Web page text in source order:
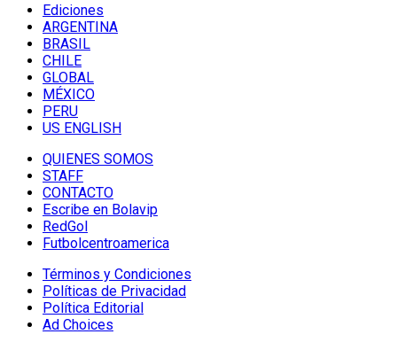
Ediciones
ARGENTINA
BRASIL
CHILE
GLOBAL
MÉXICO
PERU
US ENGLISH
QUIENES SOMOS
STAFF
CONTACTO
Escribe en Bolavip
RedGol
Futbolcentroamerica
Términos y Condiciones
Políticas de Privacidad
Política Editorial
Ad Choices